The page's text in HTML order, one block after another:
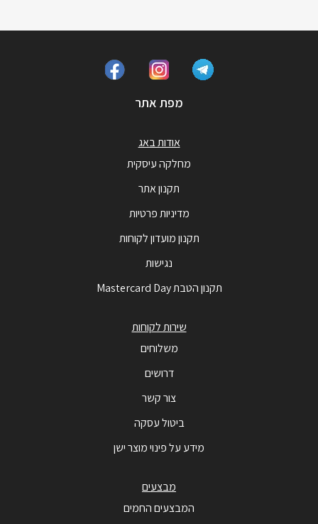
מפת אתר
אודות באג
מחלקה עיסקית
תקנון אתר
מדיניות פרטיות
תקנון מועדון לקוחות
נגישות
תקנון הטבת Mastercard Day
שירות לקוחות
משלוחים
דרושים
צור קשר
ביטול עסקה
מידע על פינוי מוצר ישן
מבצעים
המבצעים החמים